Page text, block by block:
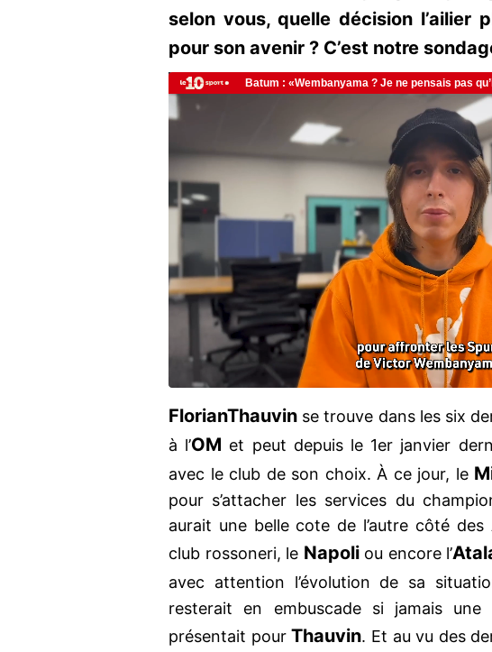
selon vous, quelle décision l’ailier
pour son avenir ? C’est notre
FlorianThauvin se trouve dans les six
à l’OM et peut depuis le 1er janvier
avec le club de son choix. À ce jour, le
pour s’attacher les services du
aurait une belle cote de l’autre côté
club rossoneri, le Napoliou encore l’
avec attention l’évolution de sa
resterait en embuscade si jamais
présentait pourThauvin. Et au vu des